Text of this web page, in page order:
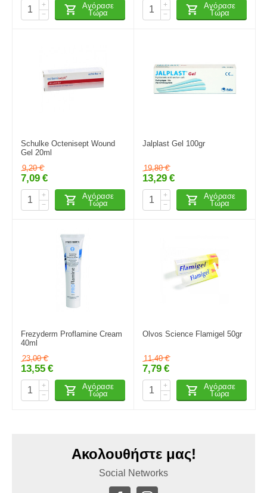
+
−
Αγόρασε
Τώρα
+
−
Αγόρασε
Τώρα
Schulke Octenisept Wound
Gel 20ml
9,20 €
7,09 €
+
−
Αγόρασε
Τώρα
Jalplast Gel 100gr
19,80 €
13,29 €
+
−
Αγόρασε
Τώρα
Frezyderm Proflamine Cream
40ml
23,00 €
13,55 €
+
−
Αγόρασε
Τώρα
Olvos Science Flamigel 50gr
11,40 €
7,79 €
+
−
Αγόρασε
Τώρα
Ακολουθήστε μας!
Social Networks